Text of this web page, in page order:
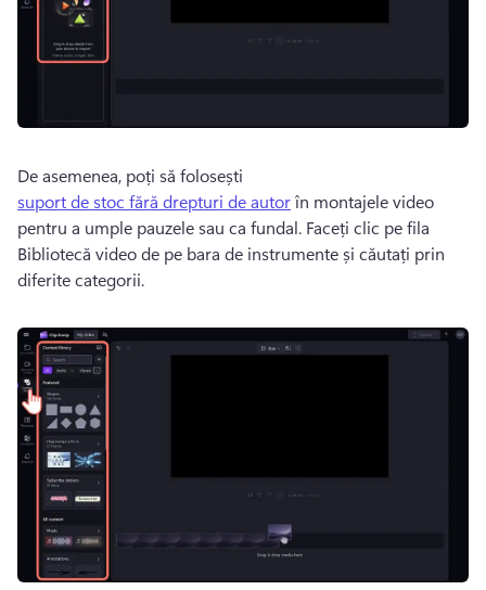
De asemenea, poți să folosești
suport de stoc fără drepturi de autor în montajele video
pentru a umple pauzele sau ca fundal. Faceți clic pe fila
Bibliotecă video de pe bara de instrumente și căutați prin
diferite categorii.